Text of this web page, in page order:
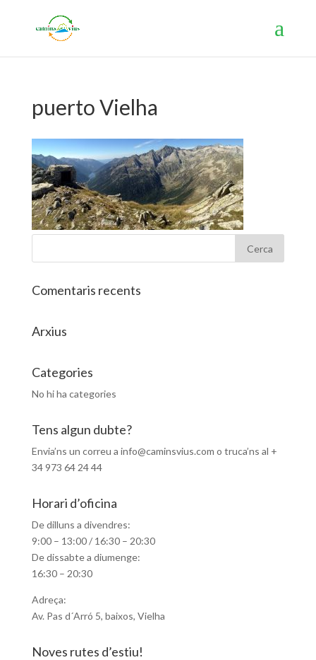
puerto Vielha
Comentaris recents
Arxius
Categories
No hi ha categories
Tens algun dubte?
Envia’ns un correu a info@caminsvius.com o truca’ns al +
34 973 64 24 44
Horari d’oficina
De dilluns a divendres:
9:00 – 13:00 / 16:30 – 20:30
De dissabte a diumenge:
16:30 – 20:30
Adreça:
Av. Pas d´Arró 5, baixos, Vielha
Noves rutes d’estiu!